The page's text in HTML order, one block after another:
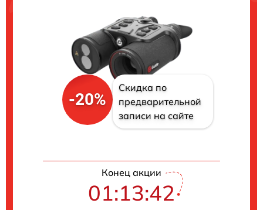
-20%
Скидка по
предварительной
записи на сайте
Конец акции
01:13:41